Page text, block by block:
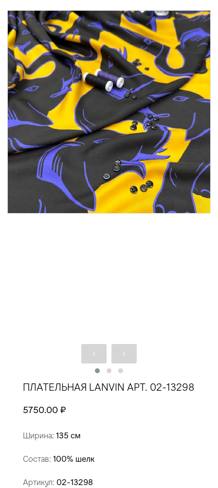
ПЛАТЕЛЬНАЯ LANVIN АРТ. 02-13298
5750.00 ₽
Ширина: 135 см
Состав: 100% шелк
Артикул: 02-13298